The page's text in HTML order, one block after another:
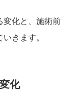
変化と、施術前
きます。
化